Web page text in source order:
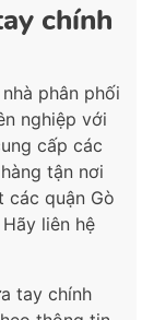
chính
phân phối
nghiệp với
cấp các
tận nơi
các quận Gò
Hãy liên hệ
tay chính